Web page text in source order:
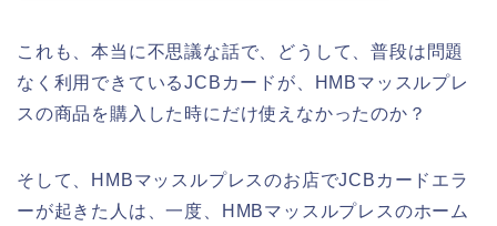
これも、本当に不思議な話で、どうして、普段は問題
なく利用できているJCBカードが、HMBマッスルプレ
スの商品を購入した時にだけ使えなかったのか？
そして、HMBマッスルプレスのお店でJCBカードエラ
ーが起きた人は、一度、HMBマッスルプレスのホーム